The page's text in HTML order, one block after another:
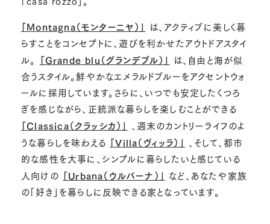
「Montagna（モンターニヤ）」 は、アクティブに美しく暮
らすことをコンセプトに、遊びを利かせたアウトドアスタイ
ル。
「Grande blu（グランデブル）」 は、自由と海が似
合うスタイル。鮮やかなエメラルドブルーをアクセントウォ
ールに採用しています。さらに、いつでも安定したくつろ
ぎを感じながら、正統派な暮らしを楽しむことができる
「Classica（クラッシカ）」 、週末のカントリーライフのよ
うな暮らしを味わえる 「Villa（ヴィッラ）」 、そして、都市
的な感性を大事に、シンプルに暮らしたいと感じている
人向けの 「Urbana（ウルバーナ）」 など、あなたや家族
の「好き」を暮らしに反映できる家となっています。